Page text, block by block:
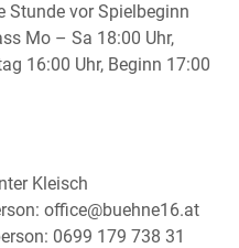
Stunde vor Spielbeginn
Mo – Sa 18:00 Uhr,
16:00 Uhr, Beginn 17:00
Kleisch
office@buehne16.at
0699 179 738 31